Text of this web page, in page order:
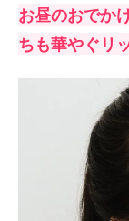
お昼のおでか
ちも華やぐリ